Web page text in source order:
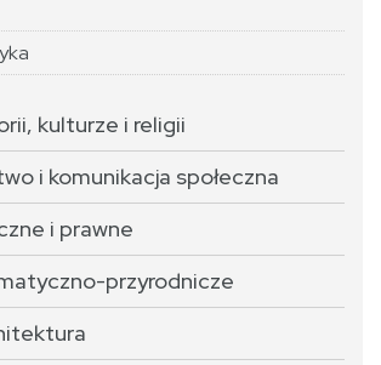
kulturze i religii
i komunikacja społeczna
i prawne
przyrodnicze